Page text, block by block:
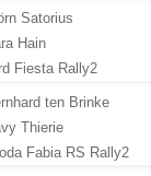
Satorius
Hain
Fiesta Rally2
ten Brinke
Thierie
Fabia RS Rally2